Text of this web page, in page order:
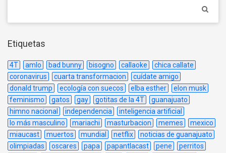
Etiquetas
4T amlo bad bunny bisogno callaoke
chica callate
coronavirus
cuarta transformacion
cuídate amigo
donald trump
ecología con suecos elba esther
elon musk
feminismo
gatos gay gotitas de la 4T
guanajuato
himno nacional
independencia
inteligencia artificial
lo más masculino
mariachi masturbacion memes
mexico
miaucast
muertos mundial netflix
noticias de guanajuato
olimpiadas
oscares papa papantlacast pene
perritos